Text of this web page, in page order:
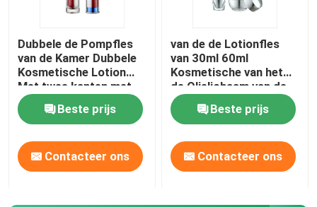
Dubbele de Pompfles
van de Kamer Dubbele
Kosmetische Lotion
Met twee kanten met
Duidelijk GLB
Beste prijs
Contacteer ons
van de de Lotionfles
van 30ml 60ml
Kosmetische van het
de Olielichaam van de
het Serumlotion de
PompflesBeste prijs
Contacteer ons